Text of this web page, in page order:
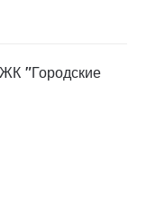
"Городские